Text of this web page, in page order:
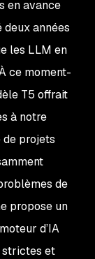
en avance
années
les LLM en
ce moment-
T5 offrait
à notre
de projets
de
propose un
d’IA
strictes et